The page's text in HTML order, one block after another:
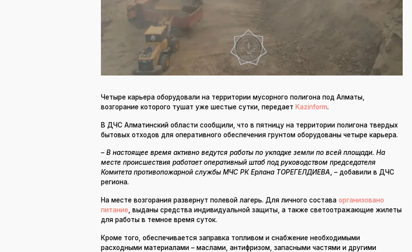
Четыре карьера оборудовали на территории мусорного полигона под Алматы,
возгорание которого тушат уже шестые сутки, передает Kazinform.
В ДЧС Алматинский области сообщили, что в пятницу на территории полигона твердых
бытовых отходов для оперативного обеспечения грунтом оборудованы четыре карьера.
– В настоящее время активно ведутся работы по укладке земли по всей площади. На
месте происшествия работает оперативный штаб под руководством председателя
Комитета противопожарной службы МЧС РК Ерлана ТОРЕГЕЛДИЕВА, – добавили в ДЧС
региона.
На месте возгорания развернут полевой лагерь. Для личного состава организовано
питание, выданы средства индивидуальной защиты, а также светоотражающие жилеты
для работы в темное время суток.
Кроме того, обеспечивается заправка топливом и снабжение необходимыми
расходными материалами – маслами, антифризом, запасными частями и другими